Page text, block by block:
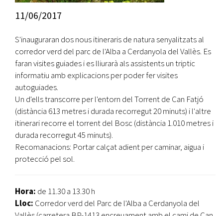
11/06/2017
S'inauguraran dos nous itineraris de natura senyalitzats al
corredor verd del parc de l'Alba a Cerdanyola del Vallès. Es
faran visites guiades i es lliurarà als assistents un triptic
informatiu amb explicacions per poder fer visites
autoguiades.
Un d'ells transcorre per l'entorn del Torrent de Can Fatjó
(distància 613 metres i durada recorregut 20 minuts) i l'altre
itinerari recorre el torrent del Bosc (distància 1.010 metres i
durada recorregut 45 minuts).
Recomanacions: Portar calçat adient per caminar, aigua i
protecció pel sol.
Hora: de 11.30 a 13.30 h
Lloc: Corredor verd del Parc de l'Alba a Cerdanyola del